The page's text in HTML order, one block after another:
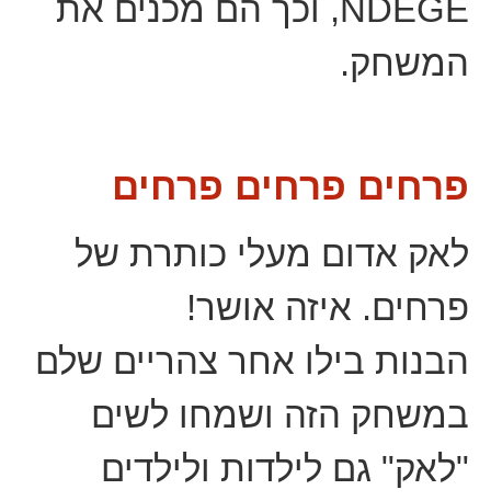
NDEGE, וכך הם מכנים את
המשחק.
פרחים פרחים פרחים
לאק אדום מעלי כותרת של
פרחים. איזה אושר!
הבנות בילו אחר צהריים שלם
במשחק הזה ושמחו לשים
"לאק" גם לילדות ולילדים